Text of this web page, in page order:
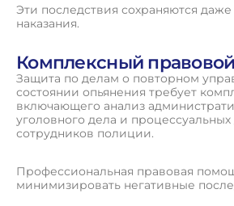
Эти последствия сохраняются
наказания.
Комплексный
Защита по делам о повторном
состоянии опьянения требует
включающего анализ
уголовного дела и
сотрудников полиции.
Профессиональная правовая
минимизировать негативные